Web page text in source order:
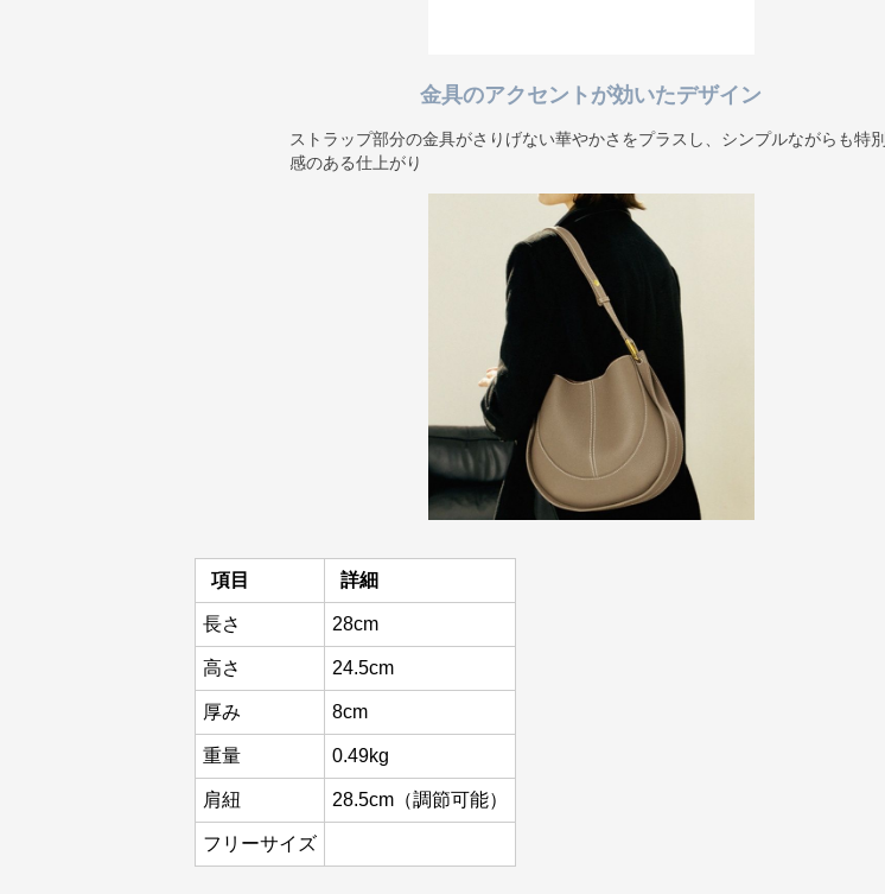
金具のアクセントが効いたデザイン
ストラップ部分の金具がさりげない華やかさをプラスし、シンプルながらも特別
感のある仕上がり
項目 詳細
長さ 28cm
高さ 24.5cm
厚み 8cm
重量 0.49kg
肩紐 28.5cm（調節可能）
フリーサイズ